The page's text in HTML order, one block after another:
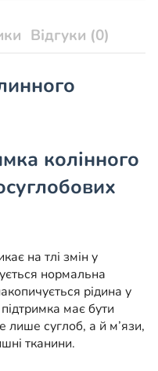
Відгуки (0)
колінного
на тлі змін у
нормальна
рідина у
має бути
лише суглоб, а й м’язи,
тканини.